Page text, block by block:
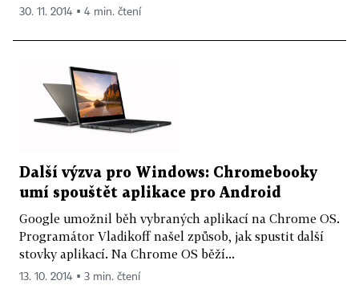
30. 11. 2014 ▪ 4 min. čtení
Další výzva pro Windows: Chromebooky
umí spouštět aplikace pro Android
Google umožnil běh vybraných aplikací na Chrome OS.
Programátor Vladikoff našel způsob, jak spustit další
stovky aplikací. Na Chrome OS běží...
13. 10. 2014 ▪ 3 min. čtení